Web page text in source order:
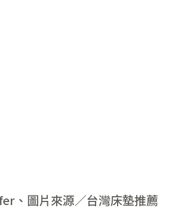
、圖片來源／台灣床墊推薦